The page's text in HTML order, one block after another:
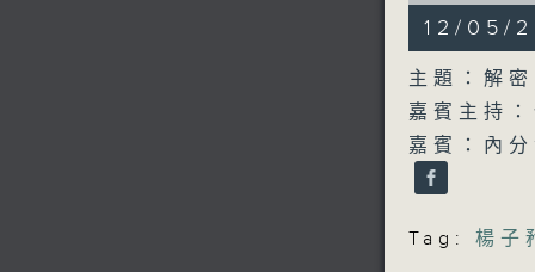
54
minutes,
59
seconds
90%
12/05/
主題：解
嘉賓主持
嘉賓：內
Tag: 楊子